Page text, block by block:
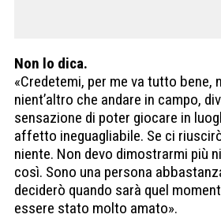
Non lo dica.
«Credetemi, per me va tutto bene,
nient’altro che andare in campo,
sensazione di poter giocare in
affetto ineguagliabile. Se ci
niente. Non devo dimostrarmi più
così. Sono una persona
deciderò quando sarà quel
essere stato molto amato».